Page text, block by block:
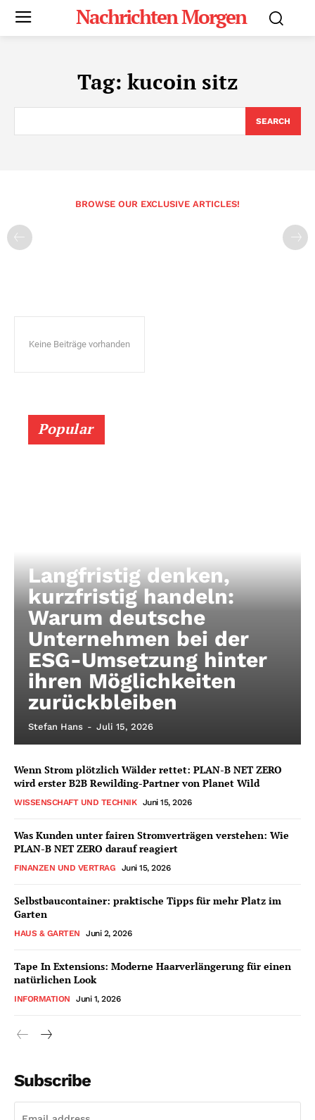
Nachrichten Morgen
Tag: kucoin sitz
SEARCH
BROWSE OUR EXCLUSIVE ARTICLES!
Keine Beiträge vorhanden
Popular
Langfristig denken,
kurzfristig handeln:
Warum deutsche
Unternehmen bei der
ESG-Umsetzung hinter
ihren Möglichkeiten
zurückbleiben
Stefan Hans - Juli 15, 2026
Wenn Strom plötzlich Wälder rettet: PLAN-B NET ZERO
wird erster B2B Rewilding-Partner von Planet Wild
WISSENSCHAFT UND TECHNIK Juni 15, 2026
Was Kunden unter fairen Stromverträgen verstehen: Wie
PLAN-B NET ZERO darauf reagiert
FINANZEN UND VERTRAG Juni 15, 2026
Selbstbaucontainer: praktische Tipps für mehr Platz im
Garten
HAUS & GARTEN Juni 2, 2026
Tape In Extensions: Moderne Haarverlängerung für einen
natürlichen Look
INFORMATION Juni 1, 2026
Subscribe